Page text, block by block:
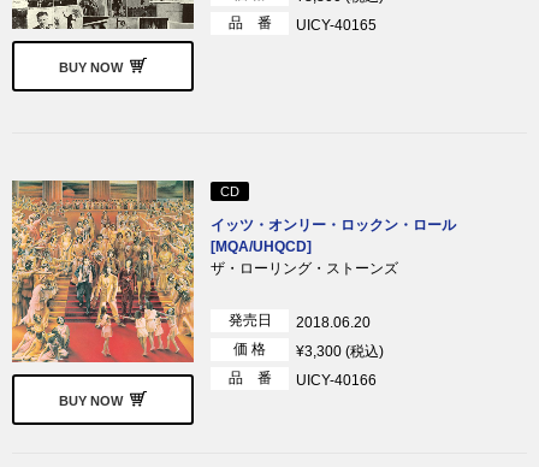
BUY NOW
品 番
UICY-40165
BUY NOW
CD
イッツ・オンリー・ロックン・ロール
[MQA/UHQCD]
ザ・ローリング・ストーンズ
発売日
2018.06.20
価 格
¥3,300 (税込)
品 番
UICY-40166